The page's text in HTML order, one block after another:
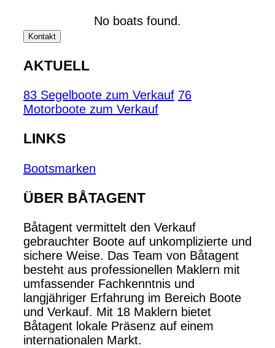
No boats found.
Kontakt
AKTUELL
83 Segelboote zum Verkauf 76
Motorboote zum Verkauf
LINKS
Bootsmarken
ÜBER BÅTAGENT
Båtagent vermittelt den Verkauf
gebrauchter Boote auf unkomplizierte und
sichere Weise. Das Team von Båtagent
besteht aus professionellen Maklern mit
umfassender Fachkenntnis und
langjähriger Erfahrung im Bereich Boote
und Verkauf. Mit 18 Maklern bietet
Båtagent lokale Präsenz auf einem
internationalen Markt.